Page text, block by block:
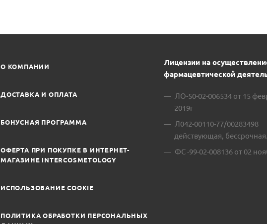
О КОМПАНИИ
ДОСТАВКА И ОПЛАТА
БОНУСНАЯ ПРОГРАММА
ОФЕРТА ПРИ ПОКУПКЕ В ИНТЕРНЕТ-
МАГАЗИНЕ INTERCOSMETOLOGY
ИСПОЛЬЗОВАНИЕ COOKIE
ПОЛИТИКА ОБРАБОТКИ ПЕРСОНАЛЬНЫХ
Лицензии на
фармацевтической
ЛО-50-02-006534 от 15
2019г
Л042-00110-77/00283498
действующая, бессрочная.
ФС -99-02-008136 от 02